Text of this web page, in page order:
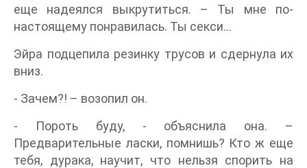
еще надеялся выкрутиться. – Ты мне по-
настоящему понравилась. Ты секси…
Эйра подцепила резинку трусов и сдернула их
вниз.
- Зачем?! – возопил он.
- Пороть буду, - объяснила она. –
Предварительные ласки, помнишь? Кто ж еще
тебя, дурака, научит, что нельзя спорить на